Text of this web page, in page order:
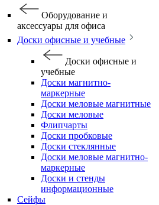
Оборудование и
аксессуары для офиса
Доски офисные и учебные
Доски офисные и
учебные
Доски магнитно-
маркерные
Доски меловые магнитные
Доски меловые
Флипчарты
Доски пробковые
Доски стеклянные
Доски меловые магнитно-
маркерные
Доски и стенды
информационные
Сейфы